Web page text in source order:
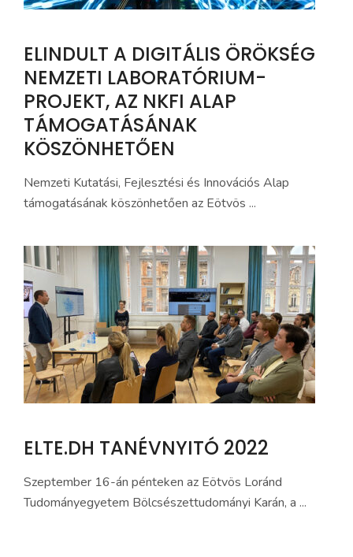
ELINDULT A DIGITÁLIS ÖRÖKSÉG
NEMZETI LABORATÓRIUM-
PROJEKT, AZ NKFI ALAP
TÁMOGATÁSÁNAK
KÖSZÖNHETŐEN
Nemzeti Kutatási, Fejlesztési és Innovációs Alap
támogatásának köszönhetően az Eötvös ...
ELTE.DH TANÉVNYITÓ 2022
Szeptember 16-án pénteken az Eötvös Loránd
Tudományegyetem Bölcsészettudományi Karán, a ...